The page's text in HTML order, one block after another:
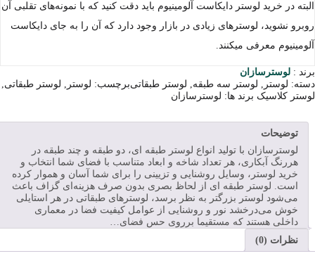
البته در خرید لوستر دایکاست آلومینیوم باید دقت کنید که با نمونه‌های تقلبی آن
روبرو نشوید، لوسترهای زیادی در بازار وجود دارد که آن را به جای دایکاست
آلومینیوم معرفی میکنند.
برند : لوسترسازان
دسته: لوستر , لوستر سه طبقه, لوستر طبقاتیبرچسب: لوستر , لوستر طبقاتی,
لوستر کلاسیک برند ها: لوسترسازان
توضیحات
لوسترسازان با تولید انواع لوستر طبقه ای، دو طبقه و چند طبقه در
هررنگ آبکاری، هر تعداد شاخه و ابعاد متناسب با فضای شما انتخاب و
خرید لوستر، وسایل روشنایی و تزیینی را برای شما آسان و هموار کرده
است. لوستر طبقه ای از لحاظ بصری بدون صرف هزینه‌ای گزاف باعث
می‌شود لوستر بزرگتر به نظر برسد، لوسترهای طبقاتی در هر استایلی
خوش می‌درخشد نور و روشنایی از عوامل کیفیت فضا در معماری
داخلی هستند که مستقیما برروی حس فضای…
نظرات (0)